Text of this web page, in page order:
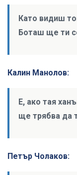
Като видиш
Боташ ще ти
Калин Манолов:
Е, ако тая
ще трябва да
Петър Чолаков: